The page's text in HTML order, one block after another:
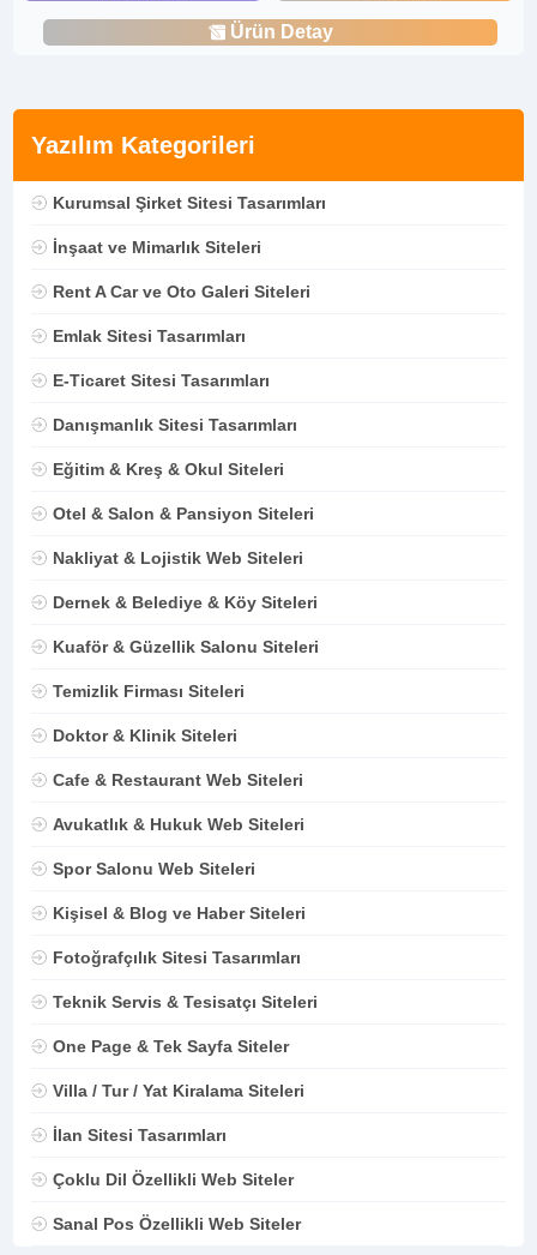
Yazılım Kategorileri
Kurumsal Şirket Sitesi Tasarımları
İnşaat ve Mimarlık Siteleri
Rent A Car ve Oto Galeri Siteleri
Emlak Sitesi Tasarımları
E-Ticaret Sitesi Tasarımları
Danışmanlık Sitesi Tasarımları
Eğitim & Kreş & Okul Siteleri
Otel & Salon & Pansiyon Siteleri
Nakliyat & Lojistik Web Siteleri
Dernek & Belediye & Köy Siteleri
Kuaför & Güzellik Salonu Siteleri
Temizlik Firması Siteleri
Doktor & Klinik Siteleri
Cafe & Restaurant Web Siteleri
Avukatlık & Hukuk Web Siteleri
Spor Salonu Web Siteleri
Kişisel & Blog ve Haber Siteleri
Fotoğrafçılık Sitesi Tasarımları
Teknik Servis & Tesisatçı Siteleri
One Page & Tek Sayfa Siteler
Villa / Tur / Yat Kiralama Siteleri
İlan Sitesi Tasarımları
Çoklu Dil Özellikli Web Siteler
Sanal Pos Özellikli Web Siteler
Ürün Detay